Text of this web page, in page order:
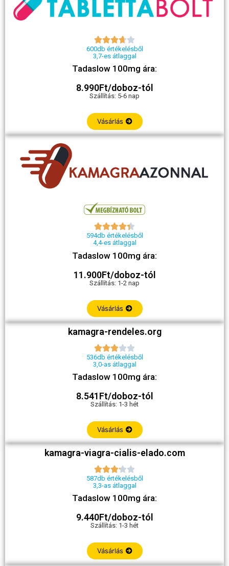

600db értékelésből
3,7-es átlaggal
Tadaslow 100mg ára:
8.990Ft/doboz-tól
Szállítás: 5-6 nap
Vásárlás

594db értékelésből
4,4-es átlaggal
Tadaslow 100mg ára:
11.900Ft/doboz-tól
Szállítás: 1-2 nap
Vásárlás
kamagra-rendeles.org

536db értékelésből
3,0-as átlaggal
Tadaslow 100mg ára:
8.541Ft/doboz-tól
Szállítás: 1-3 hét
Vásárlás
kamagra-viagra-cialis-elado.com

587db értékelésből
3,3-as átlaggal
Tadaslow 100mg ára:
9.440Ft/doboz-tól
Szállítás: 1-3 hét
Vásárlás